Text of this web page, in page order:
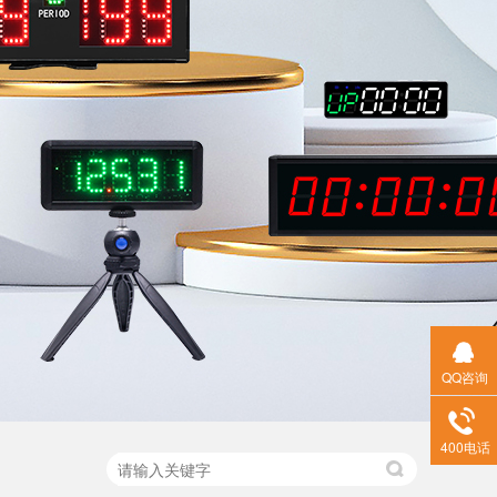
QQ咨询
400电话